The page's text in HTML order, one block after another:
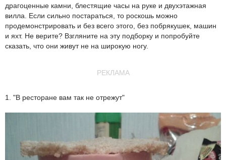
драгоценные камни, блестящие часы на руке и двухэтажная
вилла. Если сильно постараться, то роскошь можно
продемонстрировать и без всего этого, без побрякушек, машин
и яхт. Не верите? Взгляните на эту подборку и попробуйте
сказать, что они живут не на широкую ногу.
РЕКЛАМА
1. "В ресторане вам так не отрежут"